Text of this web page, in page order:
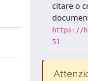
citare o
https://
51